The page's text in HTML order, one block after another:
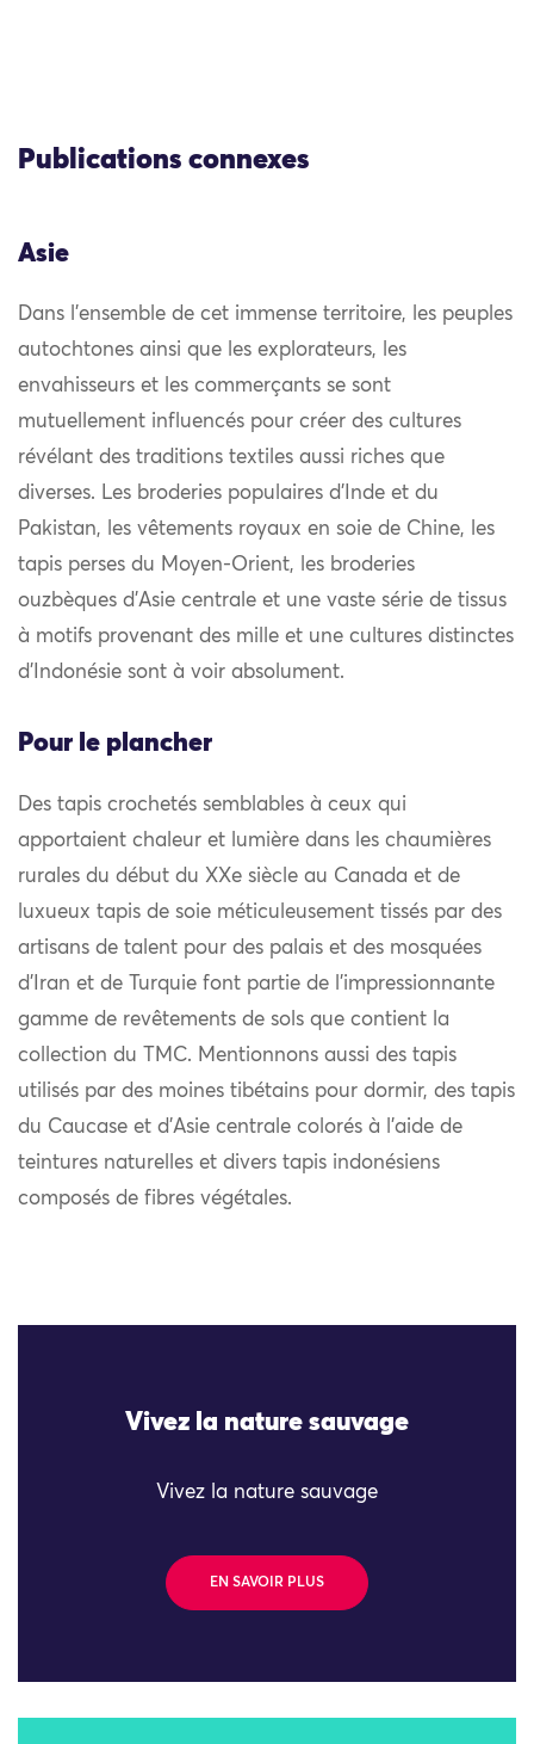
Publications connexes
Asie
Dans l’ensemble de cet immense territoire, les peuples
autochtones ainsi que les explorateurs, les
envahisseurs et les commerçants se sont
mutuellement influencés pour créer des cultures
révélant des traditions textiles aussi riches que
diverses. Les broderies populaires d’Inde et du
Pakistan, les vêtements royaux en soie de Chine, les
tapis perses du Moyen-Orient, les broderies
ouzbèques d’Asie centrale et une vaste série de tissus
à motifs provenant des mille et une cultures distinctes
d’Indonésie sont à voir absolument.
Pour le plancher
Des tapis crochetés semblables à ceux qui
apportaient chaleur et lumière dans les chaumières
rurales du début du XXe siècle au Canada et de
luxueux tapis de soie méticuleusement tissés par des
artisans de talent pour des palais et des mosquées
d’Iran et de Turquie font partie de l’impressionnante
gamme de revêtements de sols que contient la
collection du TMC. Mentionnons aussi des tapis
utilisés par des moines tibétains pour dormir, des tapis
du Caucase et d’Asie centrale colorés à l’aide de
teintures naturelles et divers tapis indonésiens
composés de fibres végétales.
Vivez la nature sauvage
Vivez la nature sauvage
EN SAVOIR PLUS